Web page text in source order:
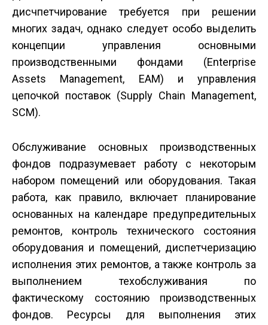
дисчпетчирование требуется при решении
многих задач, однако следует особо выделить
концепции управления основными
производственными фондами (Enterprise
Assets Management, EAM) и управления
цепочкой поставок (Supply Chain Management,
SCM).
Обслуживание основных производственных
фондов подразумевает работу с некоторым
набором помещений или оборудования. Такая
работа, как правило, включает планирование
основанных на календаре предупредительных
ремонтов, контроль технического состояния
оборудования и помещений, диспетчеризацию
исполнения этих ремонтов, а также контроль за
выполнением техобслуживания по
фактическому состоянию производственных
фондов. Ресурсы для выполнения этих